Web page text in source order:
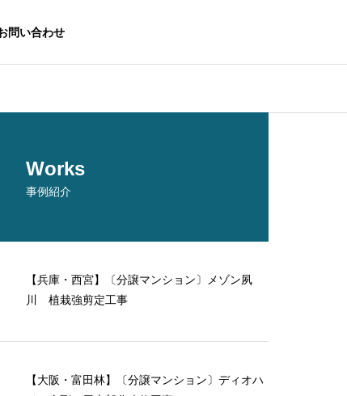
問い合わせ
断事業
Works
事例紹介
【兵庫・西宮】〔分譲マンション〕メゾン夙
川 植栽強剪定工事
【大阪・富田林】〔分譲マンション〕ディオハ